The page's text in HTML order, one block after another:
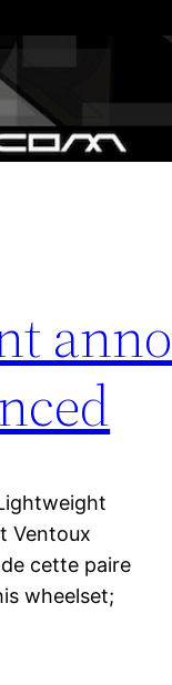
Ventoux
cette paire
wheelset;